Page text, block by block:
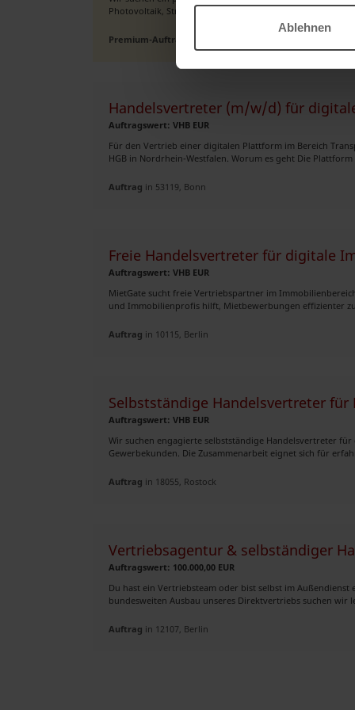
Ablehnen
Photovoltaik, Stromspeicher, Wallboxen, Wärmepumpen
Premium-Auftrag
Handelsvertreter (m/w/d) für
Auftragswert: VHB EUR
Für den Vertrieb einer digitalen Plattform im Bereich
HGB in Nordrhein-Westfalen. Worum es geht Die Plattform
Auftrag in 53119, Bonn
Freie Handelsvertreter für digitale
Auftragswert: VHB EUR
MietGate sucht freie Vertriebspartner im
und Immobilienprofis hilft, Mietbewerbungen effizienter zu
Auftrag in 10115, Berlin
Selbstständige Handelsvertreter für
Auftragswert: VHB EUR
Wir suchen engagierte selbstständige Handelsvertreter
Gewerbekunden. Die Zusammenarbeit eignet sich für
Auftrag in 18055, Rostock
Vertriebsagentur & selbständiger
Auftragswert: 100.000,00 EUR
Du hast ein Vertriebsteam oder bist selbst im
bundesweiten Ausbau unseres Direktvertriebs suchen wir
Auftrag in 12107, Berlin